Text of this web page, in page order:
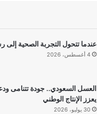
عندما تتحول التجربة الصحية إلى
4 أغسطس، 2026
العسل السعودي.. جودة تتنامى
يعزز الإنتاج الوطني
30 يوليو، 2026